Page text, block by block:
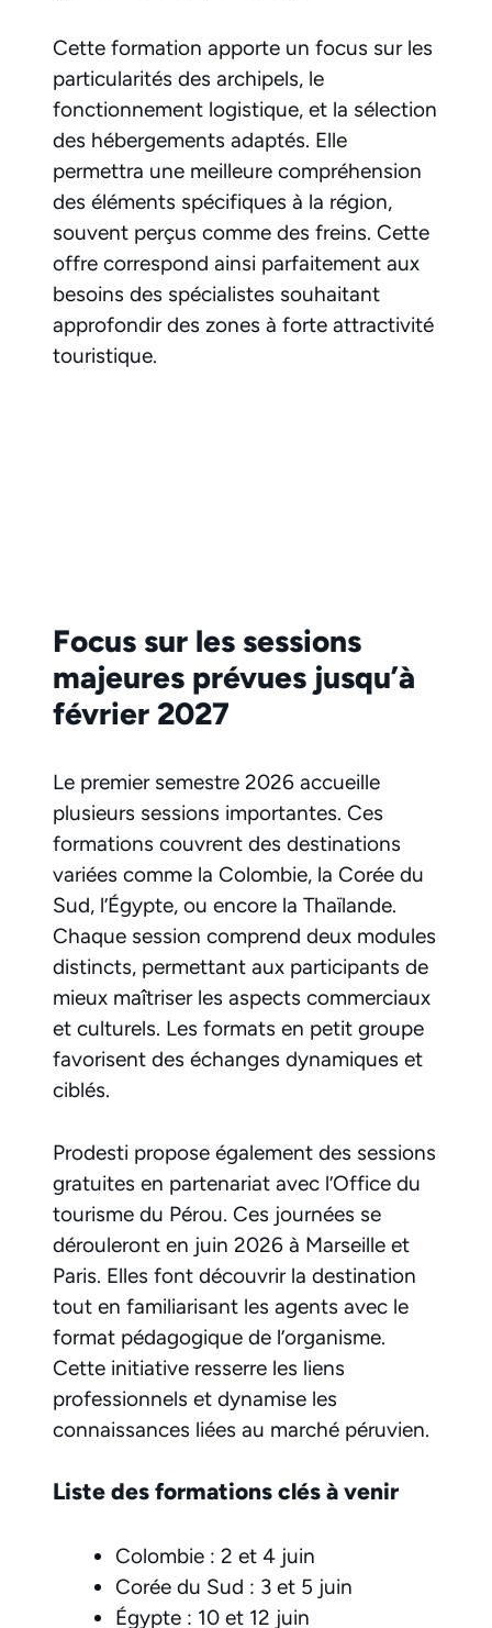
Cette formation apporte un focus sur les
particularités des archipels, le
fonctionnement logistique, et la sélection
des hébergements adaptés. Elle
permettra une meilleure compréhension
des éléments spécifiques à la région,
souvent perçus comme des freins. Cette
offre correspond ainsi parfaitement aux
besoins des spécialistes souhaitant
approfondir des zones à forte attractivité
touristique.
Focus sur les sessions
majeures prévues jusqu’à
février 2027
Le premier semestre 2026 accueille
plusieurs sessions importantes. Ces
formations couvrent des destinations
variées comme la Colombie, la Corée du
Sud, l’Égypte, ou encore la Thaïlande.
Chaque session comprend deux modules
distincts, permettant aux participants de
mieux maîtriser les aspects commerciaux
et culturels. Les formats en petit groupe
favorisent des échanges dynamiques et
ciblés.
Prodesti propose également des sessions
gratuites en partenariat avec l’Office du
tourisme du Pérou. Ces journées se
dérouleront en juin 2026 à Marseille et
Paris. Elles font découvrir la destination
tout en familiarisant les agents avec le
format pédagogique de l’organisme.
Cette initiative resserre les liens
professionnels et dynamise les
connaissances liées au marché péruvien.
Liste des formations clés à venir
Colombie : 2 et 4 juin
Corée du Sud : 3 et 5 juin
Égypte : 10 et 12 juin